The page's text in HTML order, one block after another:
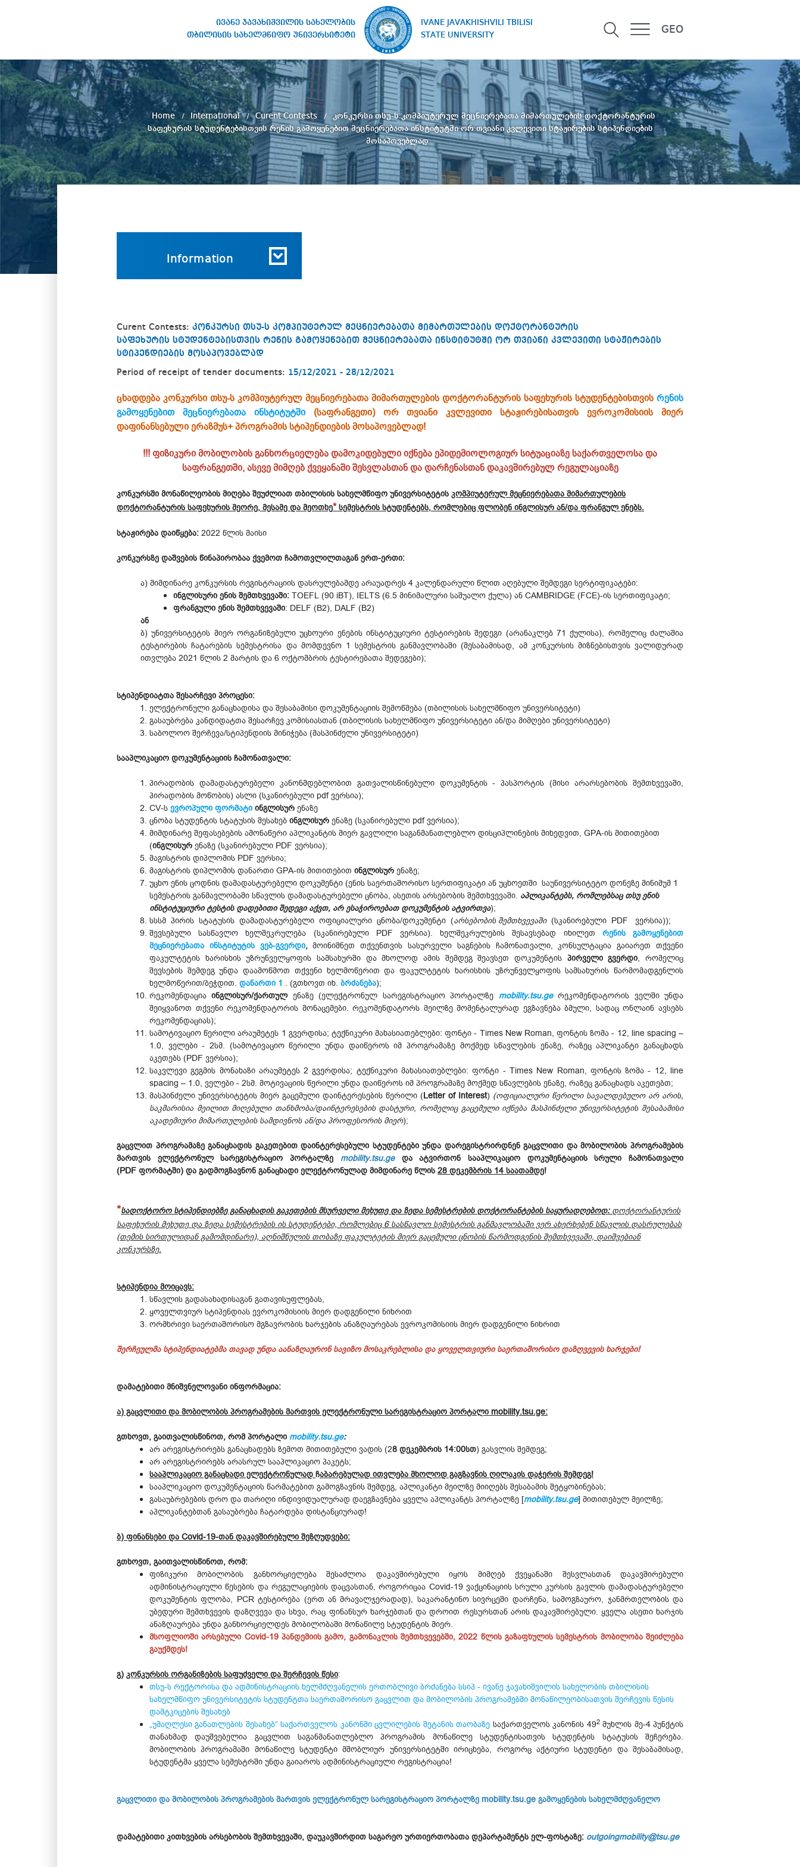
ივანე ჯავახიშვილის სახელობის
თბილისის სახელმწიფო უნივერსიტეტი
IVANE JAVAKHISHVILI TBILISI
STATE UNIVERSITY
GEO
STATE UNIVERSITY
Home International Curent Contests
კონკურსი თსუ-ს კომპიუტერულ მეცნიერებათა მიმართულების დოქტორანტურის
საფეხურის სტუდენტებისთვის რენის გამოყენებით მეცნიერებათა ინსტიტუტში ორ თვიანი კვლევითი სტაჟირების სტიპენდიების
მოსაპოვებლად
Information
Curent Contests: კონკურსი თსუ-ს კომპიუტერულ მეცნიერებათა მიმართულების დოქტორანტურის
საფეხურის სტუდენტებისთვის რენის გამოყენებით მეცნიერებათა ინსტიტუტში ორ თვიანი კვლევითი სტაჟირების
სტიპენდიების მოსაპოვებლად
Period of receipt of tender documents: 15/12/2021 - 28/12/2021
ცხადდება კონკურსი თსუ-ს კომპიუტერულ მეცნიერებათა მიმართულების დოქტორანტურის საფეხურის სტუდენტებისთვის რენის
გამოყენებით მეცნიერებათა ინსტიტუტში(საფრანგეთი) ორ თვიანი კვლევითი სტაჟირებისათვის
ევროკომისიის მიერ
დაფინანსებული ერაზმუს+ პროგრამის სტიპენდიების მოსაპოვებლად!
!!! ფიზიკური მობილობის განხორციელება დამოკიდებული იქნება ეპიდემიოლოგიურ სიტუაციაზე საქართველოსა და
საფრანგეთში, ასევე მიმღებ ქვეყანაში შესვლასთან და დარჩენასთან დაკავშირებულ რეგულაციაზე
კონკურსში მონაწილეობის მიღება შეუძლიათ თბილისის სახელმწიფო უნივერსიტეტის კომპიუტერულ მეცნიერებათა მიმართულების
დოქტორანტურის საფეხურის მეორე, მესამე და მეოთხე*სემესტრის სტუდენტებს, რომლებიც ფლობენ ინგლისურ ან/და ფრანგულ ენებს.
სტაჟირება დაიწყება: 2022 წლის მაისი
კონკურსზე დაშვების წინაპირობაა ქვემოთ ჩამოთვლილთაგან ერთ-ერთი:
ა) მიმდინარე კონკურსის რეგისტრაციის დასრულებამდე არაუადრეს 4 კალენდარული წლით აღებული შემდეგი სერტიფიკატები:
ინგლისური ენის შემთხვევაში: TOEFL (90 iBT), IELTS (6.5 მინიმალური საშუალო ქულა) ან CAMBRIDGE (FCE)-ის სერთიფიკატი;
ფრანგული ენის შემთხვევაში: DELF (B2), DALF (B2)
ან
ბ) უნივერსიტეტის მიერ ორგანიზებული უცხოური ენების ინსტიტუციური ტესტირების შედეგი (არანაკლებ 71 ქულისა), რომელიც ძალაშია
ტესტირების ჩატარების სემესტრისა და მომდევნო 1 სემესტრის განმავლობაში (შესაბამისად, ამ კონკურსის მიზნებისთვის ვალიდურად
ითვლება 2021 წლის 2 მარტის და 6 ოქტომბრის ტესტირებათა შედეგები);
სტიპენდიატთა შესარჩევი პროცესი:
ელექტრონული განაცხადისა და შესაბამისი დოკუმენტაციის შემოწმება (თბილისის სახელმწიფო უნივერსიტეტი)
გასაუბრება კანდიდატთა შესარჩევ კომისიასთან (თბილისის სახელმწიფო უნივერსიტეტი ან/და მიმღები უნივერსიტეტი)
საბოლოო შერჩევა/სტიპენდიის მინიჭება (მასპინძელი უნივერსიტეტი)
სააპლიკაციო დოკუმენტაციის ჩამონათვალი:
პირადობის დამადასტურებელი კანონმდებლობით გათვალისწინებული დოკუმენტის - პასპორტის (მისი არარსებობის შემთხვევაში,
პირადობის მოწობის) ასლი (სკანირებული pdf ვერსია);
CV-ს ევროპული ფორმატი ინგლისურ ენაზე
ცნობა სტუდენტის სტატუსის შესახებ ინგლისურ ენაზე (სკანირებული pdf ვერსია);
მიმდინარე შეფასებების ამონაწერი აპლიკანტის მიერ გავლილი საგანმანათლებლო დისციპლინების მიხედვით, GPA-ის მითითებით
(ინგლისურ ენაზე (სკანირებული PDF ვერსია);
მაგისტრის დიპლომის PDF ვერსია;
მაგისტრის დიპლომის დანართი GPA-ის მითითებით ინგლისურ ენაზე;
უცხო ენის ცოდნის დამადასტურებელი დოკუმენტი (ენის საერთაშორისო სერთიფიკატი ან უცხოეთში საუნივერსიტეტო დონეზე მინიმუმ 1
სემესტრის განმავლობაში სწავლის დამადასტურებელი ცნობა, ასეთის არსებობის შემთხვევაში. აპლიკანტებს, რომლებსაც თსუ ენის
ინსტიტუციური ტესტის დადებითი შედეგი აქვთ, არ ესაჭიროებათ დოკუმენტის ატვირთვა);
სსსმ პირის სტატუსის დამადასტურებელი ოფიციალური ცნობა/დოკუმენტი (არსებობის შემთხვევაში(სკანირებული PDF ვერსია));
შევსებული სასწავლო ხელშეკრულება (სკანირებული PDF ვერსია). ხელშეკრულების შესავსებად იხილეთ
რენის გამოყენებით
მეცნიერებათა ინსტიტუტის ვებ-გვერდი,მოინიშნეთ თქვენთვის სასურველი საგნების ჩამონათვალი, კონსულტაცია გაიარეთ თქვენი
ფაკულტეტის ხარისხის უზრუნველყოფის სამსახურში და მხოლოდ ამის შემდეგ შეავსეთ დოკუმენტის პირველი გვერდი, რომელიც
შევსების შემდეგ უნდა დაამოწმოთ თქვენი ხელმოწერით და ფაკულტეტის ხარისხის უზრუნველყოფის სამსახურის წარმომადგენლის
ხელმოწერით/ბეჭდით. დანართი 1 . (გთხოვთ იხ. ბრძანება);
რეკომენდაციაინგლისურ/ქართულ ენაზე (ელექტრონულ სარეგისტრაციო პორტალზე mobility.tsu.geრეკომენდატორის ველში უნდა
შეიყვანოთ თქვენი რეკომენდატორის მონაცემები. რეკომენდატორს მეილზე მომენტალურად ეგზავნება ბმული, სადაც ონლაინ ავსებს
რეკომენდაციას);
სამოტივაციო წერილი არაუმეტეს 1 გვერდისა; ტექნიკური მახასიათებლები: ფონტი - Times New Roman, ფონტის ზომა - 12, line spacing –
1.0, ველები - 2სმ. (სამოტივაციო წერილი უნდა დაიწეროს იმ პროგრამაზე მოქმედ სწავლების ენაზე, რაზეც აპლიკანტი განაცხადს
აკეთებს (PDF ვერსია);
საკვლევი გეგმის მონახაზი არაუმეტეს 2 გვერდისა; ტექნიკური მახასიათებლები: ფონტი - Times New Roman, ფონტის ზომა - 12, line
spacing – 1.0, ველები - 2სმ. მოტივაციის წერილი უნდა დაიწეროს იმ პროგრამაზე მოქმედ სწავლების ენაზე, რაზეც განაცხადს აკეთებთ;
მასპინძელი უნივერსიტეტის მიერ გაცემული დაინტერესების წერილი (Letter of Interest) (ოფიციალური წერილი სავალდებულო არ არის,
საკმარისია მეილით მიღებული თანხმობა/დაინტერესების დასტური, რომელიც გაცემული იქნება მასპინძელი უნივერსიტეტის შესაბამისი
აკადემიური მიმართულების სამდივნოს ან/და პროფესორის მიერ);
გაცვლით პროგრამაზე განაცხადის გაკეთებით დაინტერესებული სტუდენტები უნდა დარეგისტრირდნენ გაცვლითი და მობილობის პროგრამების
მართვის ელექტრონულ სარეგისტრაციო პორტალზე mobility.tsu.geდა ატვირთონ სააპლიკაციო დოკუმენტაციის სრული ჩამონათვალი
(PDF ფორმატში) და გადმოგზავნონ განაცხადი ელექტრონულად მიმდინარე წლის 28 დეკემბრის 14 საათამდე!
*სადოქტორო სტიპენდიებზე განაცხადის გაკეთების მსურველი მეხუთე და ზედა სემესტრების დოქტორანტების საყურადღებოდ:დოქტორანტურის
საფეხურის მეხუთე და ზედა სემესტრების ის სტუდენტები, რომლებიც 6 სასწავლო სემესტრის განმავლობაში ვერ ახერხებენ სწავლის დასრულებას
(თემის სირთულიდან გამომდინარე), აღნიშნულის თობაზე ფაკულტეტის მიერ გაცემული ცნობის წარმოდგენის შემთხვევაში, დაიშვებიან
კონკურსზე.
სტიპენდია მოიცავს:
სწავლის გადასახადისაგან გათავისუფლებას,
ყოველთვიურ სტიპენდიას ევროკომისიის მიერ დადგენილი ნიხრით
ორმხრივი საერთაშორისო მგზავრობის ხარჯების ანაზღაურებას ევროკომისიის მიერ დადგენილი ნიხრით
შერჩეულმა სტიპენდიატებმა თავად უნდა აანაზღაურონ სავიზო მოსაკრებლისა და ყოველთვიური საერთაშორისო დაზღვევის ხარჯები!
დამატებითი მნიშვნელოვანი ინფორმაცია:
ა) გაცვლითი და მობილობის პროგრამების მართვის ელექტრონული სარეგისტრაციო პორტალი mobility.tsu.ge:
გთხოვთ, გაითვალისწინოთ, რომ პორტალი mobility.tsu.ge:
არ არეგისტრირებს განაცხადებს ზემოთ მითითებული ვადის (28 დეკემბრის 14:00სთ) გასვლის შემდეგ;
არ არეგისტრირებს არასრულ სააპლიკაციო პაკეტს;
სააპლიკაციო განაცხადი ელექტრონულად ჩაბარებულად ითვლება მხოლოდ გაგზავნის ღილაკის დაჭერის შემდეგ!
სააპლიკაციო დოკუმენტაციის წარმატებით გამოგზავნის შემდეგ, აპლიკანტი მეილზე მიიღებს შესაბამის შეტყობინებას;
გასაუბრებების დრო და თარიღი ინდივიდუალურად დაეგზავნება ყველა აპლიკანტს პორტალზე [mobility.tsu.ge] მითითებულ მეილზე;
აპლიკანტებთან გასაუბრება ჩატარდება დისტანციურად!
ბ) ფინანსები და Covid-19-თან დაკავშირებული შეზღუდვები:
გთხოვთ, გაითვალისწინოთ, რომ:
ფიზიკური მობილობის განხორციელება შესაძლოა დაკავშირებული იყოს მიმღებ ქვეყანაში შესვლასთან დაკავშირებული
ადმინისტრაციული წესების და რეგულაციების დაცვასთან, როგორიცაა Covid-19 ვაქცინაციის სრული კურსის გავლის დამადასტურებელი
დოკუმენტის ფლობა, PCR ტესტირება (ერთ ან მრავალჯერადად), საკარანტინო სივრცეში დარჩენა, სამოგზაურო, ჯანმრთელობის და
უბედური შემთხვევის დაზღვევა და სხვა, რაც ფინანსურ ხარჯებთან და დროით რესურსთან არის დაკავშირებული. ყველა ასეთი ხარჯის
ანაზღაურება უნდა განხორციელდეს მობილობაში მონაწილე სტუდენტის მიერ.
მსოფლიოში არსებული Covid-19 პანდემიის გამო, გამონაკლის შემთხვევებში, 2022 წლის გაზაფხულის სემესტრის მობილობა შეიძლება
გაუქმდეს!
გ) კონკურსის ორგანიზების საფუძველი და შერჩევის წესი:
თსუ-ს რექტორისა და ადმინისტრაციის ხელმძღვანელის ერთობლივი ბრძანება სსიპ - ივანე ჯავახიშვილის სახელობის თბილისის
სახელმწიფო უნივერსიტეტის სტუდენტთა საერთაშორისო გაცვლით და მობილობის პროგრამებში მონაწილეობისათვის შერჩევის წესის
დამტკიცების შესახებ
„უმაღლესი განათლების შესახებ“ საქართველოს კანონში ცვლილების შეტანის თაობაზე საქართველოს კანონის 492მუხლის მე-4 პუნქტის
თანახმად დაუშვებელია გაცვლით საგანმანათლებლო პროგრამის მონაწილე სტუდენტისათვის სტუდენტის სტატუსის შეჩერება.
მობილობის პროგრამაში მონაწილე სტუდენტი მშობლიურ უნივერსიტეტში ირიცხება, როგორც აქტიური სტუდენტი და შესაბამისად,
სტუდენტმა ყველა სემესტრში უნდა გაიაროს ადმინისტრაციული რეგისტრაცია!
გაცვლითი და მობილობის პროგრამების მართვის ელექტრონულ სარეგისტრაციო პორტალზე mobility.tsu.ge გამოყენების სახელმძღვანელო
დამატებითი კითხვების არსებობის შემთხვევაში, დაუკავშირდით საგარეო ურთიერთობათა დეპარტამენტს ელ-ფოსტაზე: outgoingmobility@tsu.ge